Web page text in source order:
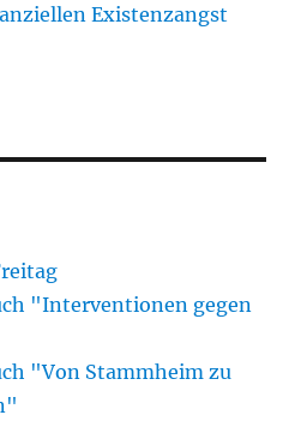
Existenzangst
"Interventionen gegen
"Von Stammheim zu